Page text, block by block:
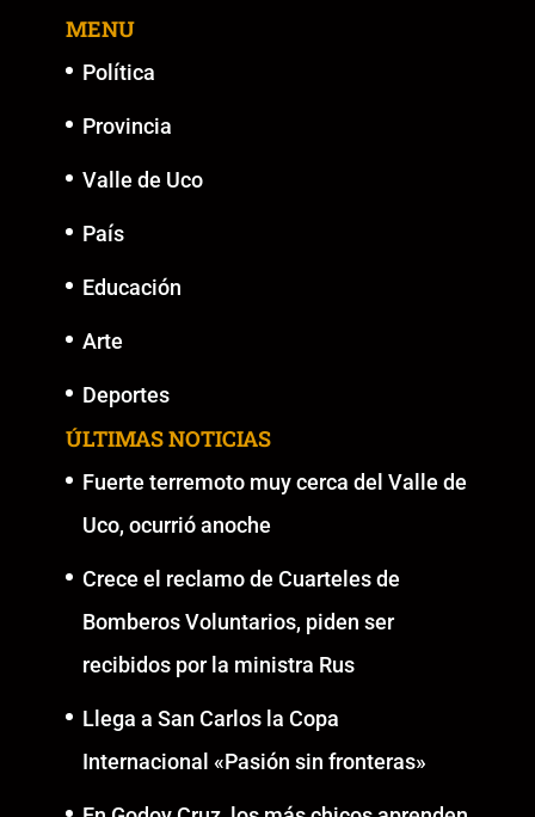
MENU
Política
Provincia
Valle de Uco
País
Educación
Arte
Deportes
ÚLTIMAS NOTICIAS
Fuerte terremoto muy cerca del Valle de
Uco, ocurrió anoche
Crece el reclamo de Cuarteles de
Bomberos Voluntarios, piden ser
recibidos por la ministra Rus
Llega a San Carlos la Copa
Internacional «Pasión sin fronteras»